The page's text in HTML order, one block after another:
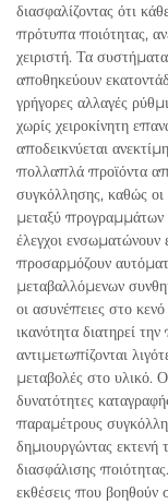
διασφαλίζοντας ότι
πρότυπα ποιότητας,
χειριστή. Τα
αποθηκεύουν
γρήγορες αλλαγές
χωρίς χειροκίνητη
αποδεικνύεται
πολλαπλά προϊόντα
συγκόλλησης, καθώς
μεταξύ
έλεγχοι
προσαρμόζουν
μεταβαλλόμενων
οι ασυνέπειες στο
ικανότητα διατηρεί
αντιμετωπίζονται
μεταβολές στο υλικό.
δυνατότητες
παραμέτρους
δημιουργώντας
διασφάλισης
εκθέσεις που βοηθούν